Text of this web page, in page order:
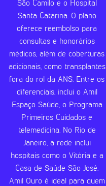
São Camilo e o Hospital
Santa Catarina. O plano
oferece reembolso para
consultas e honorários
médicos, além de coberturas
adicionais, como transplantes
fora do rol da ANS. Entre os
diferenciais, inclui o Amil
Espaço Saúde, o Programa
Primeiros Cuidados e
telemedicina. No Rio de
Janeiro, a rede inclui
hospitais como o Vitória e a
Casa de Saúde São José.
Amil Ouro é ideal para quem